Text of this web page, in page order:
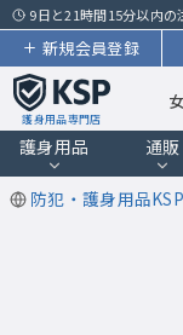
9日と21時間15分以内
新規会員登録
護身用品専門店
護身用品 通販
防犯・護身用品KSP